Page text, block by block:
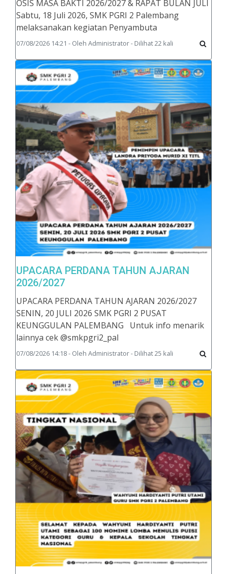
OSIS MASA BAKTI 2026/2027 & RAPAT BULAN JULI
Sabtu, 18 Juli 2026, SMK PGRI 2 Palembang
melaksanakan kegiatan Penyambuta
07/08/2026 14:21 - Oleh Administrator - Dilihat 22 kali
UPACARA PERDANA TAHUN AJARAN
2026/2027
UPACARA PERDANA TAHUN AJARAN 2026/2027
SENIN, 20 JULI 2026 SMK PGRI 2 PUSAT
KEUNGGULAN PALEMBANG Untuk info menarik
lainnya cek @smkpgri2_pal
07/08/2026 14:18 - Oleh Administrator - Dilihat 25 kali